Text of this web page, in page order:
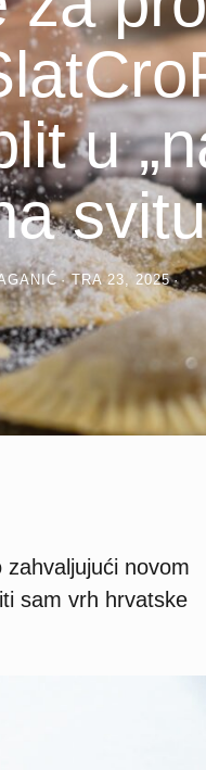
u
TRA 23, 2025
zahvaljujući novom
sam vrh hrvatske